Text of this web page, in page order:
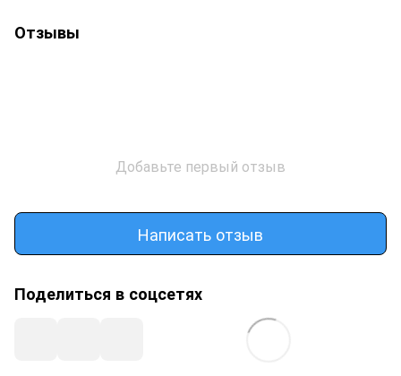
Отзывы
Добавьте первый отзыв
Написать отзыв
Поделиться в соцсетях